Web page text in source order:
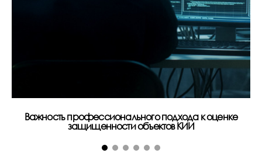
Важность профессионального подхода к оценке
защищенности объектов КИИ